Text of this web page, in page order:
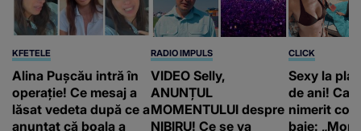
KFETELE
Alina Pușcău intră în
operație! Ce mesaj a
lăsat vedeta după ce a
anunțat că boala a
RADIO IMPULS
VIDEO Selly,
ANUNȚUL
MOMENTULUI despre
NIBIRU! Ce se va
CLICK
Sexy la
de ani!
nimerit
baie: